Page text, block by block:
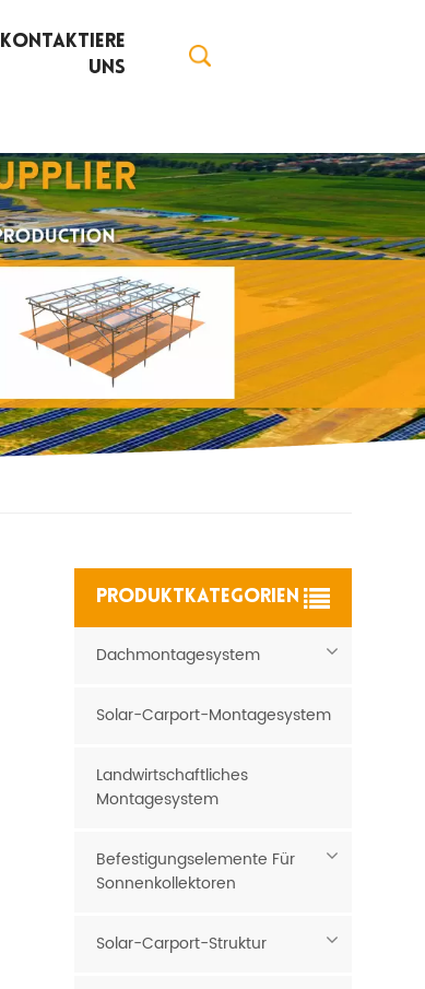
Kontaktiere
Uns
PRODUKTKATEGORIEN
Dachmontagesystem
Solar-Carport-Montagesystem
Landwirtschaftliches
Montagesystem
Befestigungselemente Für
Sonnenkollektoren
Solar-Carport-Struktur